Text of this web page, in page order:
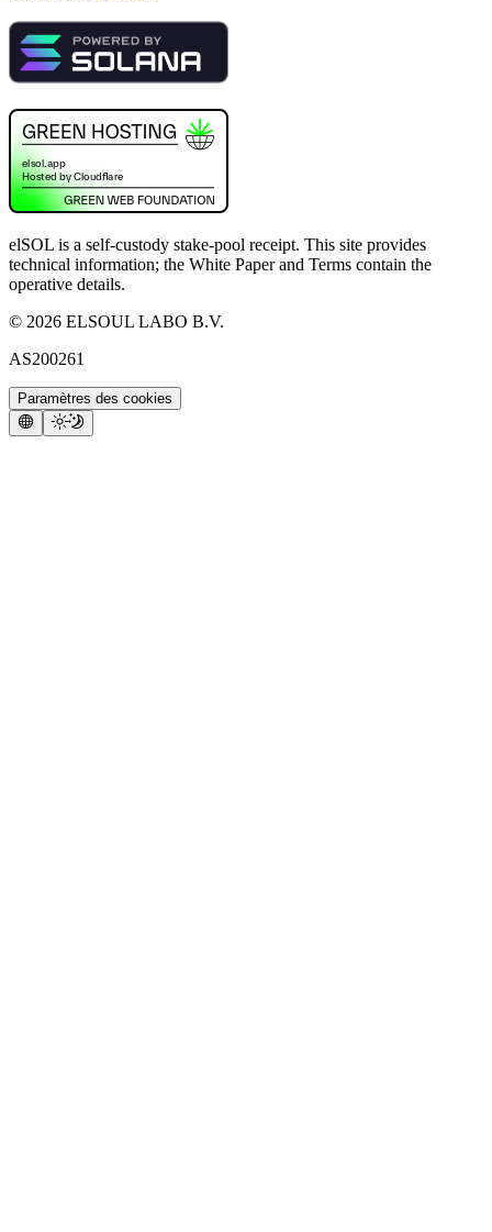
elSOL is a self-custody stake-pool receipt. This site provides
technical information; the White Paper and Terms contain the
operative details.
© 2026 ELSOUL LABO B.V.
AS200261
Paramètres des cookies